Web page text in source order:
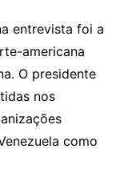
entrevista foi a
americana
O presidente
nos
como